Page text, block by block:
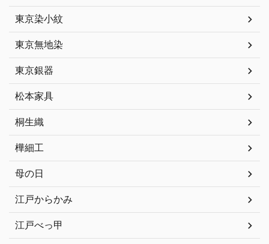
東京染小紋
東京無地染
東京銀器
松本家具
桐生織
樺細工
母の日
江戸からかみ
江戸べっ甲